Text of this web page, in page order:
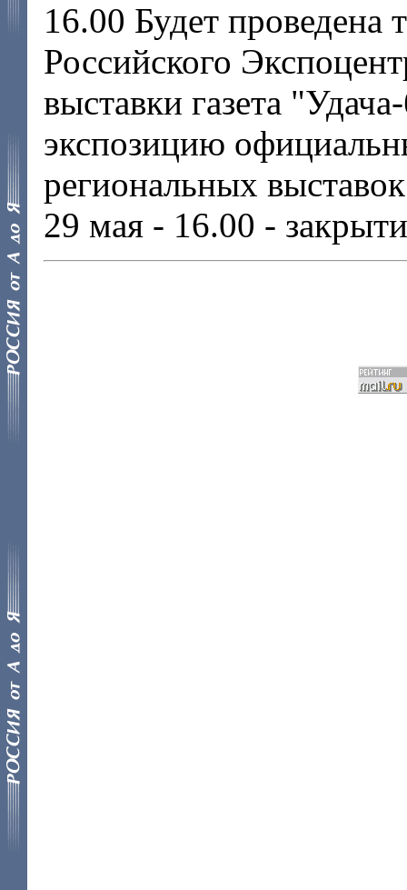
16.00 Будет
Российского
выставки газета
экспозицию
региональных
29 мая - 16.00 -